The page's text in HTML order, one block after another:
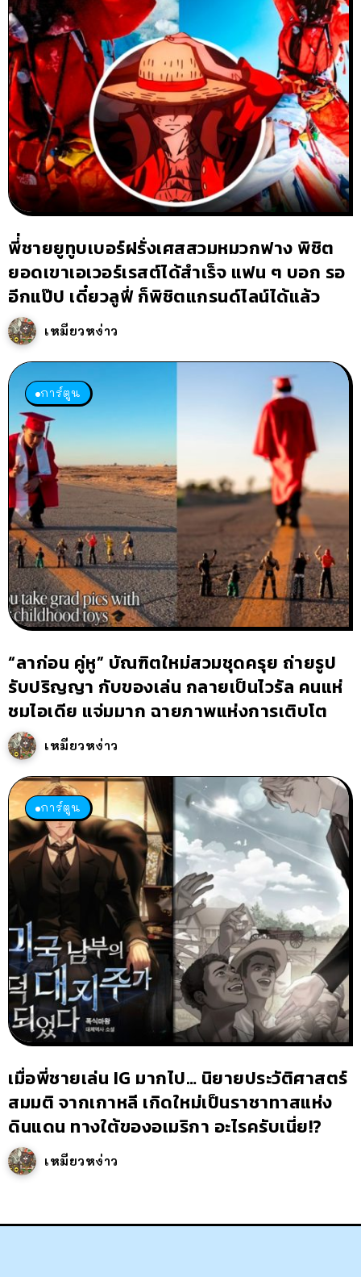
พี่่ชายยูทูบเบอร์ฝรั่งเศสสวมหมวกฟาง พิชิต
ยอดเขาเอเวอร์เรสต์ได้สำเร็จ แฟน ๆ บอก รอ
อีกแป๊ป เดี๋ยวลูฟี่ ก็พิชิตแกรนด์ไลน์ได้แล้ว
เหมียวหง่าว
การ์ตูน
“ลาก่อน คู่หู” บัณฑิตใหม่สวมชุดครุย ถ่ายรูป
รับปริญญา กับของเล่น กลายเป็นไวรัล คนแห่
ชมไอเดีย แจ่มมาก ฉายภาพแห่งการเติบโต
เหมียวหง่าว
การ์ตูน
เมื่อพี่ชายเล่น IG มากไป… นิยายประวัติศาสตร์
สมมติ จากเกาหลี เกิดใหม่เป็นราชาทาสแห่ง
ดินแดน ทางใต้ของอเมริกา อะไรครับเนี่ย!?
เหมียวหง่าว